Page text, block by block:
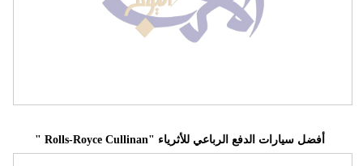
" Rolls-Royce Cullinan" أفضل سيارات الدفع الرباعي للأثرياء